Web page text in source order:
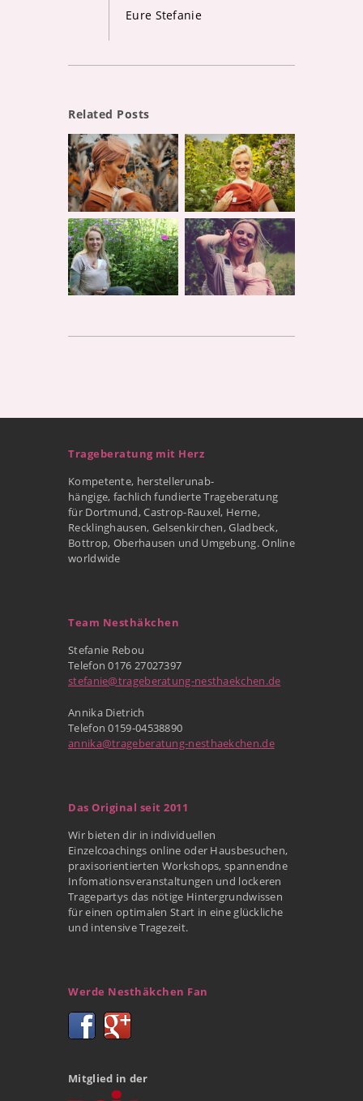
Eure Stefanie
Related Posts
Trageberatung mit Herz
Kompetente, herstellerunab-
hängige, fachlich fundierte Trageberatung
für Dortmund, Castrop-Rauxel, Herne,
Recklinghausen, Gelsenkirchen, Gladbeck,
Bottrop, Oberhausen und Umgebung. Online
worldwide
Team Nesthäkchen
Stefanie Rebou
Telefon 0176 27027397
stefanie@trageberatung-nesthaekchen.de
Annika Dietrich
Telefon 0159-04538890
annika@trageberatung-nesthaekchen.de
Das Original seit 2011
Wir bieten dir in individuellen
Einzelcoachings online oder Hausbesuchen,
praxisorientierten Workshops, spannendne
Infomationsveranstaltungen und lockeren
Tragepartys das nötige Hintergrundwissen
für einen optimalen Start in eine glückliche
und intensive Tragezeit.
Werde Nesthäkchen Fan
Mitglied in der